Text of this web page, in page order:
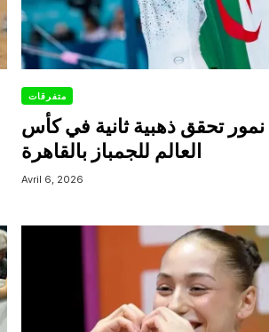
متفرقات
نمور تحقق ذهبية ثانية في كأس
العالم للجمباز بالقاهرة
Avril 6, 2026